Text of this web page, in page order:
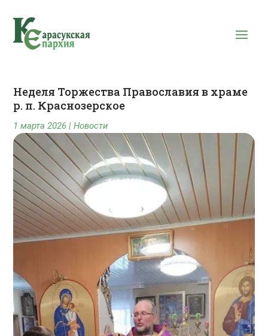
Неделя Торжества Православия в храме
р. п. Краснозерское
1 марта 2026 |Новости